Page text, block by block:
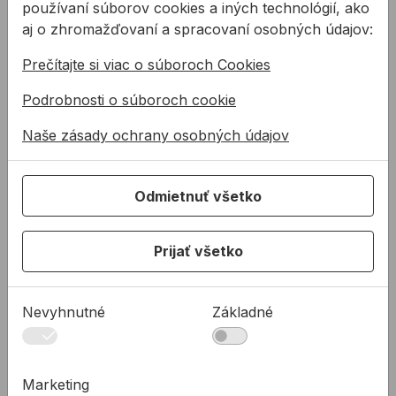
lepidlá
Potrebujete absolútnu
špičku v oblasti lepenia ?
Odpoveďou sú
polyuretánové lepidlá.
Dodávanie produktov pre
oceľové a hliníkové
konštrukcie, fasády a
vzduchotechniku.
Súvisiace produkty
Polyuretánový lepiaci tmel OTTOCOLL P83 580 ml
Polyuretánový lepiaci
Obojstranne lepiaca PE
používaní súborov cookies a iných technológií, ako
aj o zhromažďovaní a spracovaní osobných údajov:
Prečítajte si viac o súboroch Cookies
Podrobnosti o súboroch cookie
Naše zásady ochrany osobných údajov
Odmietnuť všetko
Prijať všetko
Nevyhnutné Základné
Marketing